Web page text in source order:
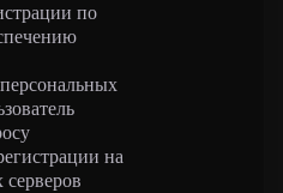
по
на